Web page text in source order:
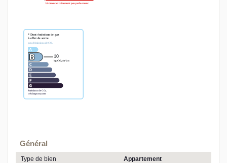
Général
Type de bien
Appartement